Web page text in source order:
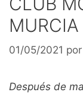
01/05/2021 por
Después de